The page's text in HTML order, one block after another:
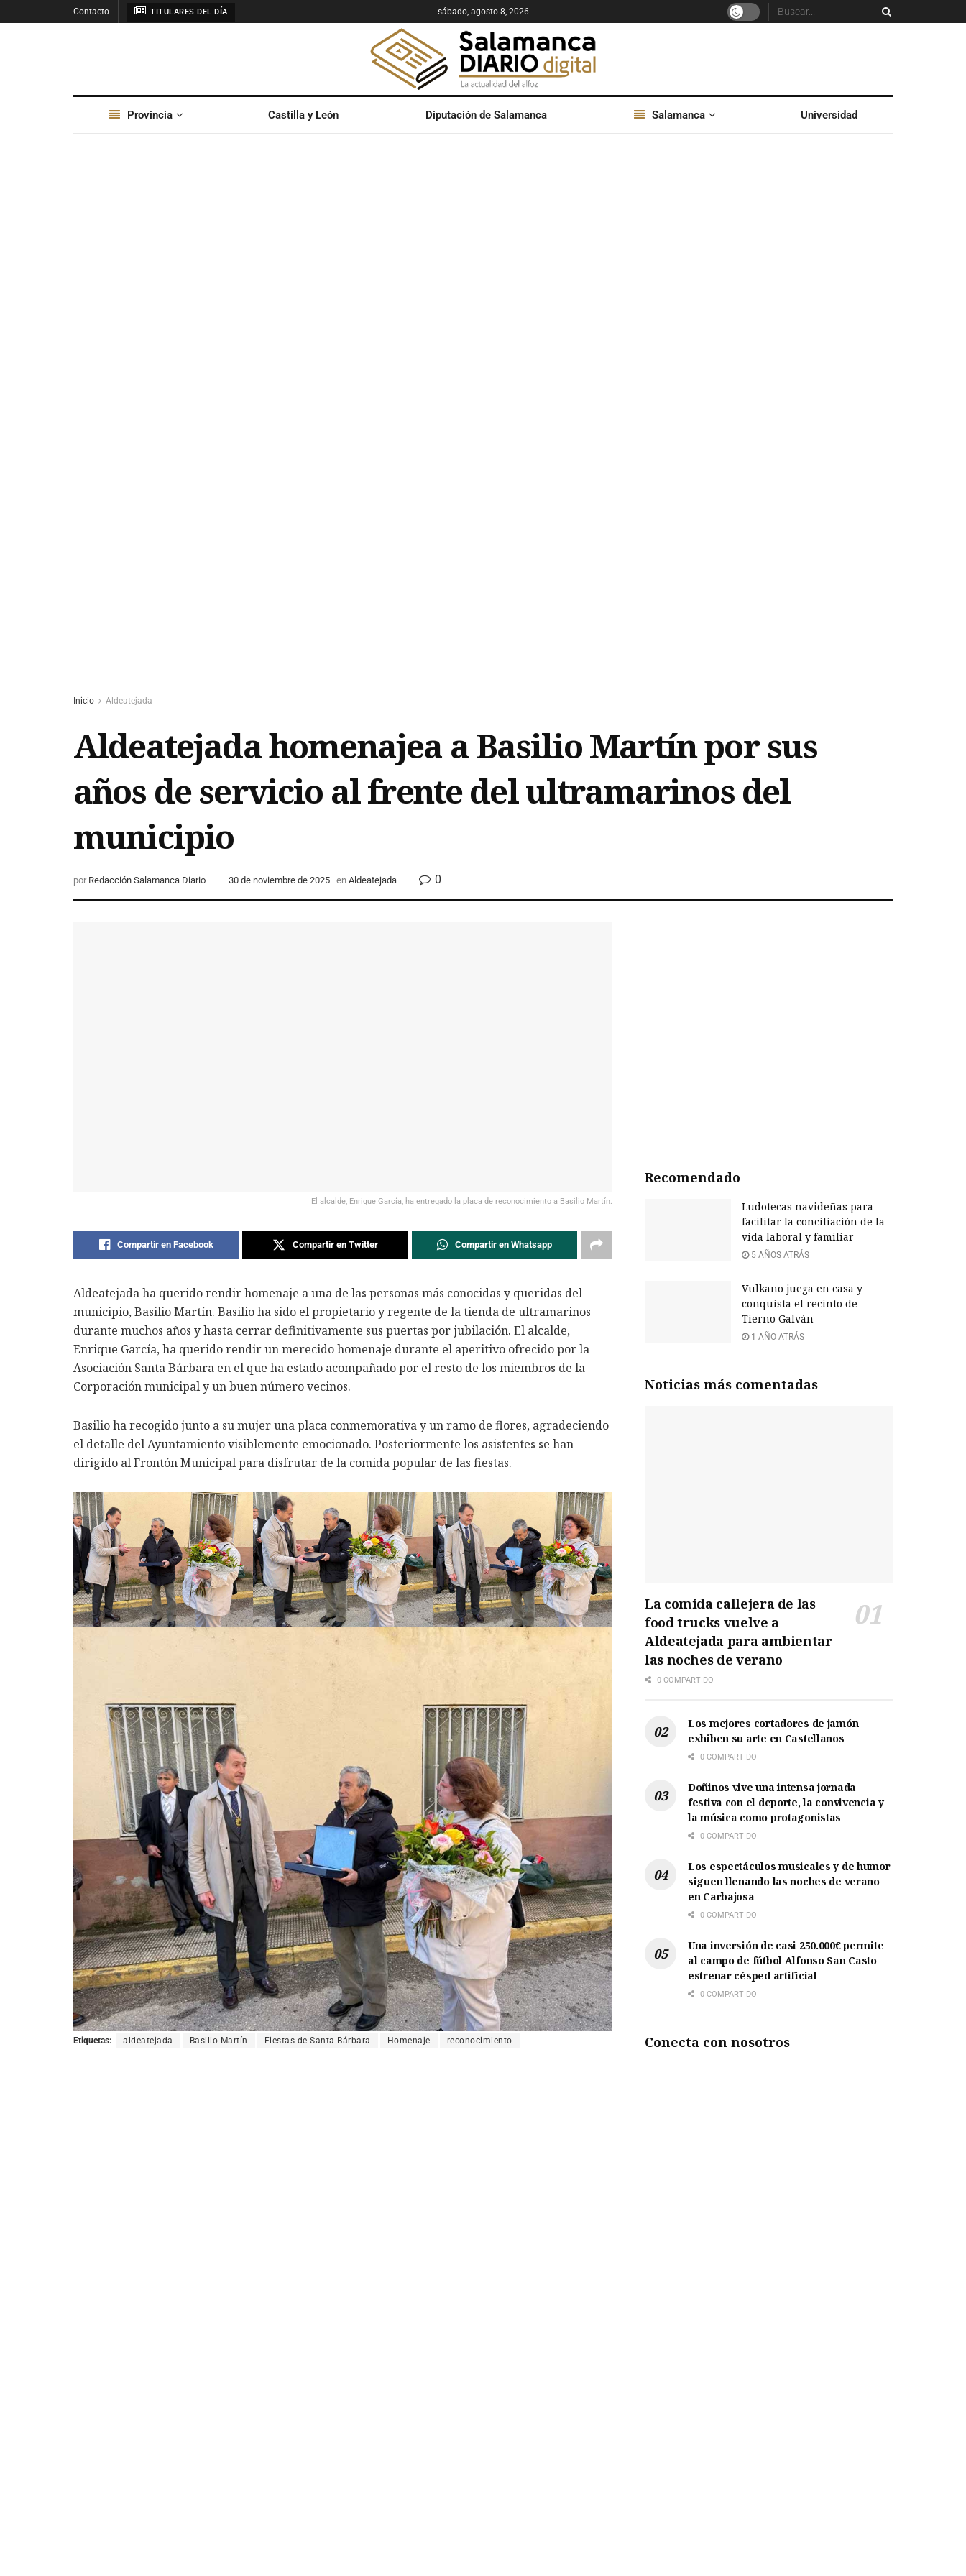
Contacto TITULARES DEL DÍA sábado, agosto 8, 2026
Provincia Castilla y León Diputación de Salamanca Salamanca Universidad
Inicio Aldeatejada
Aldeatejada homenajea a Basilio Martín por sus
años de servicio al frente del ultramarinos del
municipio
por Redacción Salamanca Diario 30 de noviembre de 2025 en Aldeatejada 0
El alcalde, Enrique García, ha entregado la placa de reconocimiento a Basilio Martín.
Compartir en Facebook Compartir en Twitter Compartir en Whatsapp
Aldeatejada ha querido rendir homenaje a una de las personas más conocidas y queridas del
municipio, Basilio Martín. Basilio ha sido el propietario y regente de la tienda de ultramarinos
durante muchos años y hasta cerrar definitivamente sus puertas por jubilación. El alcalde,
Enrique García, ha querido rendir un merecido homenaje durante el aperitivo ofrecido por la
Asociación Santa Bárbara en el que ha estado acompañado por el resto de los miembros de la
Corporación municipal y un buen número vecinos.
Basilio ha recogido junto a su mujer una placa conmemorativa y un ramo de flores, agradeciendo
el detalle del Ayuntamiento visiblemente emocionado. Posteriormente los asistentes se han
dirigido al Frontón Municipal para disfrutar de la comida popular de las fiestas.
Etiquetas: aldeatejada Basilio Martín Fiestas de Santa Bárbara Homenaje reconocimiento
Recomendado
Ludotecas navideñas para
facilitar la conciliación de la
vida laboral y familiar
5 AÑOS ATRÁS
Vulkano juega en casa y
conquista el recinto de
Tierno Galván
1 AÑO ATRÁS
Noticias más comentadas
La comida callejera de las
food trucks vuelve a
Aldeatejada para ambientar
las noches de verano
0 COMPARTIDO
Los mejores cortadores de jamón
exhiben su arte en Castellanos
0 COMPARTIDO
Doñinos vive una intensa jornada
festiva con el deporte, la convivencia y
la música como protagonistas
0 COMPARTIDO
Los espectáculos musicales y de humor
siguen llenando las noches de verano
en Carbajosa
0 COMPARTIDO
Una inversión de casi 250.000€ permite
al campo de fútbol Alfonso San Casto
estrenar césped artificial
0 COMPARTIDO
Conecta con nosotros